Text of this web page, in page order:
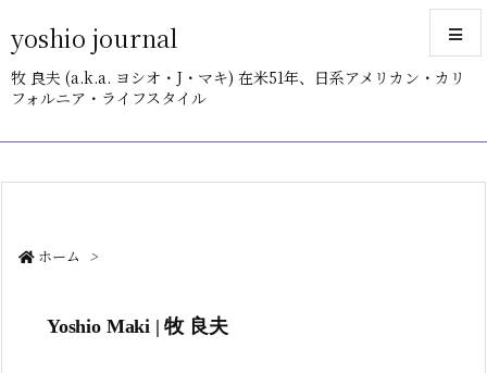
yoshio journal
牧 良夫 (a.k.a. ヨシオ・J・マキ) 在米51年、日系アメリカン・カリ
フォルニア・ライフスタイル
ホーム >
Yoshio Maki | 牧 良夫